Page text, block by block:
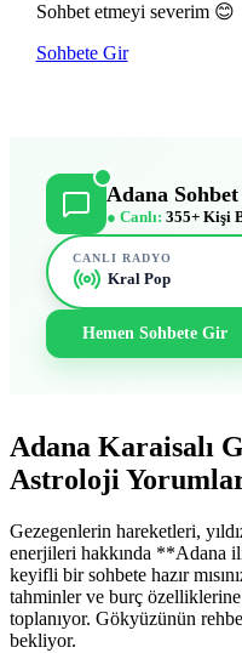
Sohbet etmeyi severim 😊
Sohbete Gir
Adana
● Canlı: 355+ Kişi
CANLI RADYO
Kral Pop
Hemen Sohbete Gir
Adana Karaisalı
Astroloji
Gezegenlerin hareketleri,
enerjileri hakkında **Adana
keyifli bir sohbete hazır
tahminler ve burç
toplanıyor. Gökyüzünün
bekliyor.